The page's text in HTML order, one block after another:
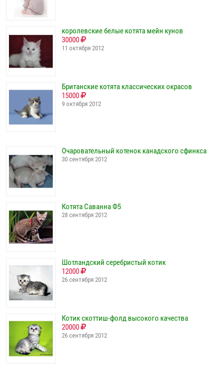
королевские белые котята мейн кунов
30000
11 октября 2012
Британские котята классических окрасов
15000
9 октября 2012
Очаровательный котенок канадского сфинкса
30 сентября 2012
Котята Саванна Ф5
28 сентября 2012
Шотландский серебристый котик
12000
26 сентября 2012
Котик скоттиш-фолд высокого качества
20000
26 сентября 2012